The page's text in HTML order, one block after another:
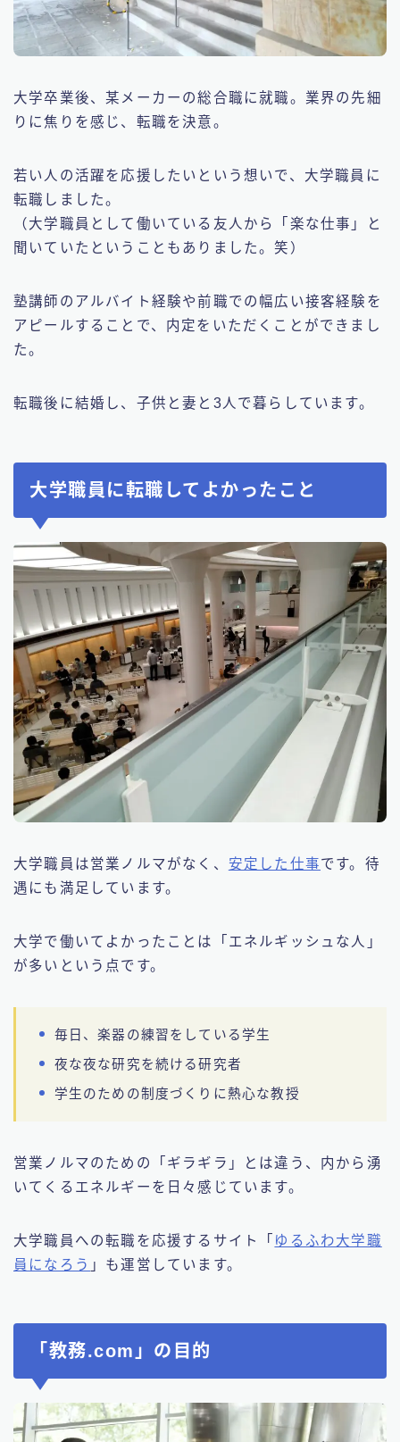
大学卒業後、某メーカーの総合職に就職。業界の先細
りに焦りを感じ、転職を決意。
若い人の活躍を応援したいという想いで、大学職員に
転職しました。
（大学職員として働いている友人から「楽な仕事」と
聞いていたということもありました。笑）
塾講師のアルバイト経験や前職での幅広い接客経験を
アピールすることで、内定をいただくことができまし
た。
転職後に結婚し、子供と妻と3人で暮らしています。
大学職員に転職してよかったこと
大学職員は営業ノルマがなく、 安定した仕事です。待
遇にも満足しています。
大学で働いてよかったことは「エネルギッシュな人」
が多いという点です。
毎日、楽器の練習をしている学生
夜な夜な研究を続ける研究者
学生のための制度づくりに熱心な教授
営業ノルマのための「ギラギラ」とは違う、内から湧
いてくるエネルギーを日々感じています。
大学職員への転職を応援するサイト「 ゆるふわ大学職
員になろう 」も運営しています。
「教務.com」の目的